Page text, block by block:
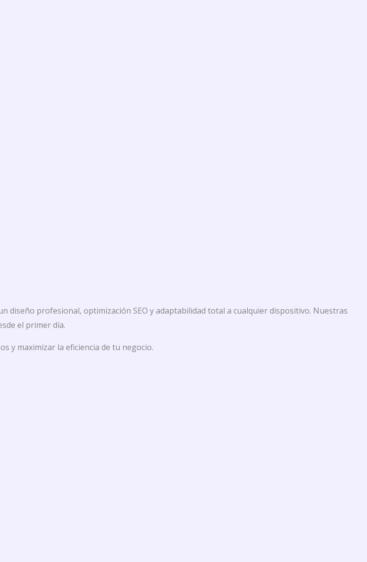
profesional, optimización SEO y adaptabilidad total a cualquier dispositivo. Nuestras
el primer día.
y maximizar la eficiencia de tu negocio.